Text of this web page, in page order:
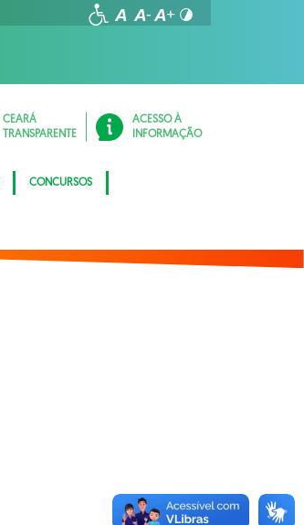
CEARÁ
TRANSPARENTE
ACESSO À
INFORMAÇÃO
CONCURSOS